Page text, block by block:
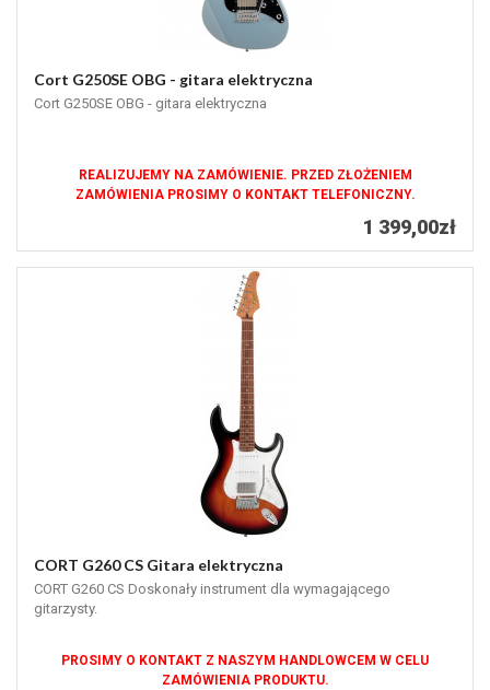
Cort G250SE OBG - gitara elektryczna
Cort G250SE OBG - gitara elektryczna
REALIZUJEMY NA ZAMÓWIENIE. PRZED ZŁOŻENIEM
ZAMÓWIENIA PROSIMY O KONTAKT TELEFONICZNY.
1 399,00zł
CORT G260 CS Gitara elektryczna
CORT G260 CS Doskonały instrument dla wymagającego
gitarzysty.
PROSIMY O KONTAKT Z NASZYM HANDLOWCEM W CELU
ZAMÓWIENIA PRODUKTU.